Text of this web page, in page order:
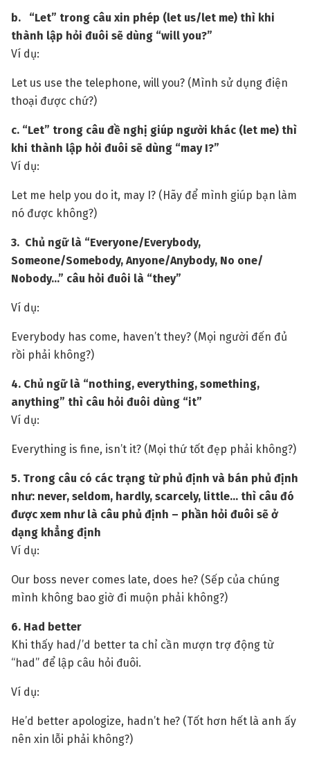
b. “Let” trong câu xin phép (let us/let me) thì khi
thành lập hỏi đuôi sẽ dùng “will you?”
Ví dụ:
Let us use the telephone, will you? (Mình sử dụng điện
thoại được chứ?)
c. “Let” trong câu đề nghị giúp người khác (let me) thì
khi thành lập hỏi đuôi sẽ dùng “may I?”
Ví dụ:
Let me help you do it, may I? (Hãy để mình giúp bạn làm
nó được không?)
3. Chủ ngữ là “Everyone/Everybody,
Someone/Somebody, Anyone/Anybody, No one/
Nobody…” câu hỏi đuôi là “they”
Ví dụ:
Everybody has come, haven’t they? (Mọi người đến đủ
rồi phải không?)
4. Chủ ngữ là “nothing, everything, something,
anything” thì câu hỏi đuôi dùng “it”
Ví dụ:
Everything is fine, isn’t it? (Mọi thứ tốt đẹp phải không?)
5. Trong câu có các trạng từ phủ định và bán phủ định
như: never, seldom, hardly, scarcely, little… thì câu đó
được xem như là câu phủ định – phần hỏi đuôi sẽ ở
dạng khẳng định
Ví dụ:
Our boss never comes late, does he? (Sếp của chúng
mình không bao giờ đi muộn phải không?)
6. Had better
Khi thấy had/’d better ta chỉ cần mượn trợ động từ
“had” để lập câu hỏi đuôi.
Ví dụ:
He’d better apologize, hadn’t he? (Tốt hơn hết là anh ấy
nên xin lỗi phải không?)